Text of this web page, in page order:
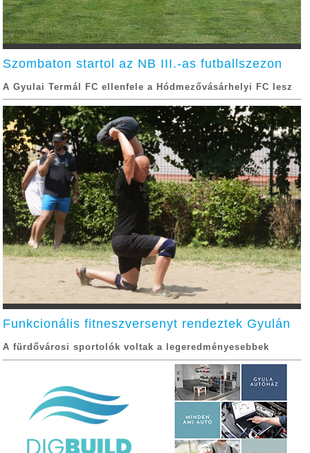
Szombaton startol az NB III.-as futballszezon
A Gyulai Termál FC ellenfele a Hódmezővásárhelyi FC lesz
Funkcionális fitneszversenyt rendeztek Gyulán
A fürdővárosi sportolók voltak a legeredményesebbek